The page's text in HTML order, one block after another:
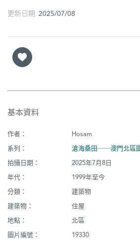
更新日期 2025/07/08
基本資料
作者：
Hosam
系列：
滄海桑田──澳門北區
拍攝日期：
2025年7月8日
年代：
1999年至今
分類：
建築物
建築物：
住屋
地點：
北區
圖片編號：
19330